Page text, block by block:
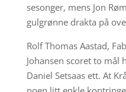
sesonger, mens Jon
gulgrønne drakta på
Rolf Thomas Aastad,
Johansen scoret to mål
Daniel Setsaas ett. At